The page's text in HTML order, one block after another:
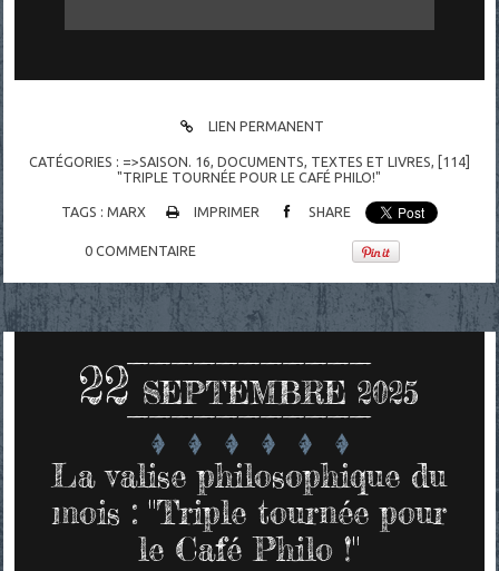
LIEN PERMANENT
CATÉGORIES : =>SAISON. 16, DOCUMENTS, TEXTES ET LIVRES,
[114]
"TRIPLE TOURNÉE POUR LE CAFÉ PHILO!"
TAGS : MARX IMPRIMER SHARE
0 COMMENTAIRE
22 SEPTEMBRE 2025
La valise philosophique du
mois : "Triple tournée pour
le Café Philo !"